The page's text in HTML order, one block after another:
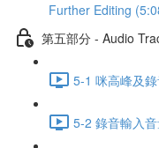
Further Editing
第五部分 - Audio
5-1 咪高峰及
5-2 錄音輸入